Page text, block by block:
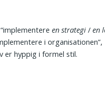
en strategi /en
i organisationen”,
er hyppig i formel stil.